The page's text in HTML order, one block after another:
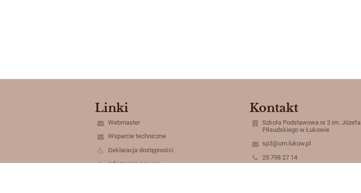
Linki
Webmaster
Wsparcie techniczne
Deklaracja dostępności
Informacje prawne
Kontakt
Szkoła Podstawowa nr 3 im. Józefa
Piłsudskiego w Łukowie
sp3@um.lukow.pl
25 798 27 14